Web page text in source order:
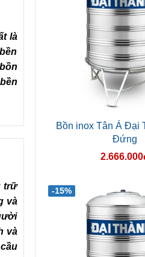
là
trữ
và
và
Bồn inox Tân Á Đại
Đứng
-15%